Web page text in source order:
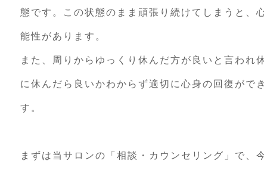
態です。この状態のまま頑張り続けてしまうと、
能性があります。
また、周りからゆっくり休んだ方が良いと言われ
に休んだら良いかわからず適切に心身の回復がで
す。
まずは当サロンの「相談・カウンセリング」で、